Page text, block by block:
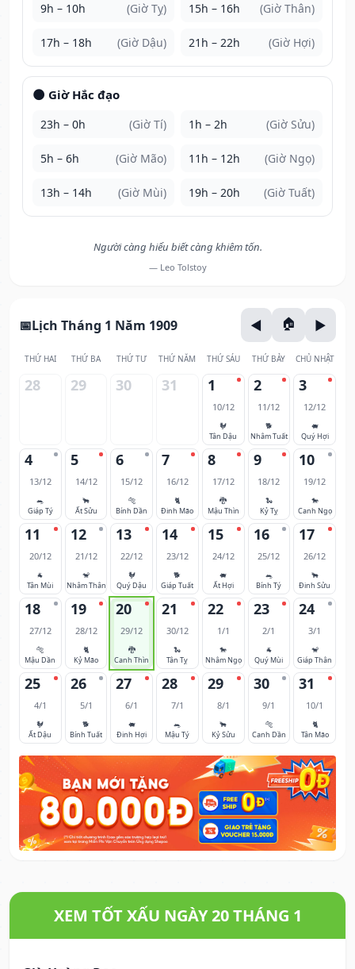
9h – 10h (Giờ Tỵ) 15h – 16h (Giờ Thân)
17h – 18h (Giờ Dậu) 21h – 22h (Giờ Hợi)
🌑 Giờ Hắc đạo
23h – 0h (Giờ Tí) 1h – 2h (Giờ Sửu)
5h – 6h (Giờ Mão) 11h – 12h (Giờ Ngọ)
13h – 14h (Giờ Mùi) 19h – 20h (Giờ Tuất)
Người càng hiểu biết càng khiêm tốn.
— Leo Tolstoy
Lịch Tháng 1 Năm 1909
THỨ HAI THỨ BA THỨ TƯ THỨ NĂM THỨ SÁU THỨ BẢY CHỦ NHẬT
28 29 30 31 1
10/12
🐓
Tân Dậu
2
11/12
🐕
Nhâm Tuất
3
12/12
🐖
Quý Hợi
4
13/12
🐀
Giáp Tý
5
14/12
🐂
Ất Sửu
6
15/12
🐅
Bính Dần
7
16/12
🐈
Đinh Mão
8
17/12
🐉
Mậu Thìn
9
18/12
🐍
Kỷ Tỵ
10
19/12
🐎
Canh Ngọ
11
20/12
🐐
Tân Mùi
12
21/12
🐒
Nhâm Thân
13
22/12
🐓
Quý Dậu
14
23/12
🐕
Giáp Tuất
15
24/12
🐖
Ất Hợi
16
25/12
🐀
Bính Tý
17
26/12
🐂
Đinh Sửu
18
27/12
🐅
Mậu Dần
19
28/12
🐈
Kỷ Mão
20
29/12
🐉
Canh Thìn
21
30/12
🐍
Tân Tỵ
22
1/1
🐎
Nhâm Ngọ
23
2/1
🐐
Quý Mùi
24
3/1
🐒
Giáp Thân
25
4/1
🐓
Ất Dậu
26
5/1
🐕
Bính Tuất
27
6/1
🐖
Đinh Hợi
28
7/1
🐀
Mậu Tý
29
8/1
🐂
Kỷ Sửu
30
9/1
🐅
Canh Dần
31
10/1
🐈
Tân Mão
XEM TỐT XẤU NGÀY 20 THÁNG 1